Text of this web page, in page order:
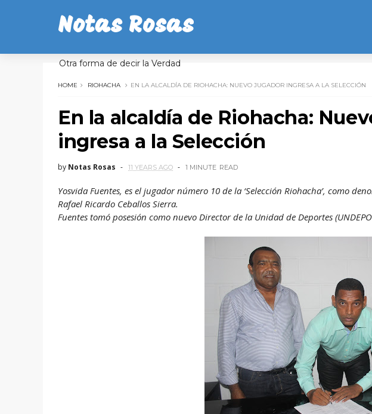
Notas Rosas
Otra forma de decir la Verdad
HOME RIOHACHA EN LA ALCALDÍA DE RIOHACHA: NUEVO JUGADOR INGRESA A LA SELECCIÓN
En la alcaldía de Riohacha:
ingresa a la Selección
by Notas Rosas 11 YEARS AGO 1 MINUTE READ
Yosvida Fuentes, es el jugador número 10 de la ‘Selección Riohacha’, como
Rafael Ricardo Ceballos Sierra.
Fuentes tomó posesión como nuevo Director de la Unidad de Deportes